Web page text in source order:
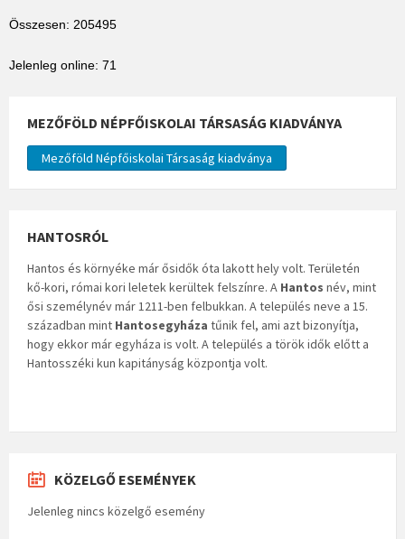
Összesen: 205495
Jelenleg online: 71
MEZŐFÖLD NÉPFŐISKOLAI TÁRSASÁG KIADVÁNYA
Mezőföld Népfőiskolai Társaság kiadványa
HANTOSRÓL
Hantos és környéke már ősidők óta lakott hely volt. Területén
kő-kori, római kori leletek kerültek felszínre. A Hantos név, mint
ősi személynév már 1211-ben felbukkan. A település neve a 15.
században mint Hantosegyháza tűnik fel, ami azt bizonyítja,
hogy ekkor már egyháza is volt. A település a török idők előtt a
Hantosszéki kun kapitányság központja volt.
KÖZELGŐ ESEMÉNYEK
Jelenleg nincs közelgő esemény